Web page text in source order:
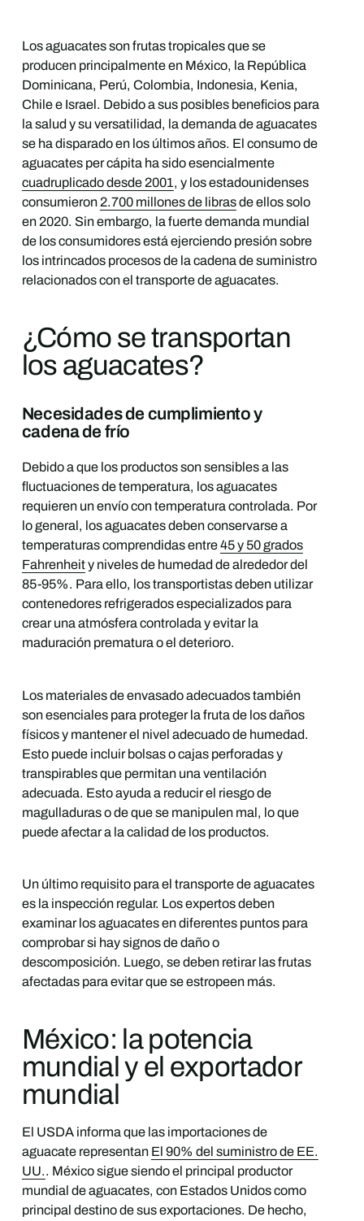
Los aguacates son frutas tropicales que se
producen principalmente en México, la República
Dominicana, Perú, Colombia, Indonesia, Kenia,
Chile e Israel. Debido a sus posibles beneficios para
la salud y su versatilidad, la demanda de aguacates
se ha disparado en los últimos años. El consumo de
aguacates per cápita ha sido esencialmente
cuadruplicado desde 2001, y los estadounidenses
consumieron 2.700 millones de librasde ellos solo
en 2020. Sin embargo, la fuerte demanda mundial
de los consumidores está ejerciendo presión sobre
los intrincados procesos de la cadena de suministro
relacionados con el transporte de aguacates.
¿Cómo se transportan
los aguacates?
Necesidades de cumplimiento y
cadena de frío
Debido a que los productos son sensibles a las
fluctuaciones de temperatura, los aguacates
requieren un envío con temperatura controlada. Por
lo general, los aguacates deben conservarse a
temperaturas comprendidas entre45 y 50 grados
Fahrenheity niveles de humedad de alrededor del
85-95%. Para ello, los transportistas deben utilizar
contenedores refrigerados especializados para
crear una atmósfera controlada y evitar la
maduración prematura o el deterioro.
Los materiales de envasado adecuados también
son esenciales para proteger la fruta de los daños
físicos y mantener el nivel adecuado de humedad.
Esto puede incluir bolsas o cajas perforadas y
transpirables que permitan una ventilación
adecuada. Esto ayuda a reducir el riesgo de
magulladuras o de que se manipulen mal, lo que
puede afectar a la calidad de los productos.
Un último requisito para el transporte de aguacates
es la inspección regular. Los expertos deben
examinar los aguacates en diferentes puntos para
comprobar si hay signos de daño o
descomposición. Luego, se deben retirar las frutas
afectadas para evitar que se estropeen más.
México: la potencia
mundial y el exportador
mundial
El USDA informa que las importaciones de
aguacate representan El 90% del suministro de EE.
UU.. México sigue siendo el principal productor
mundial de aguacates, con Estados Unidos como
principal destino de sus exportaciones. De hecho,